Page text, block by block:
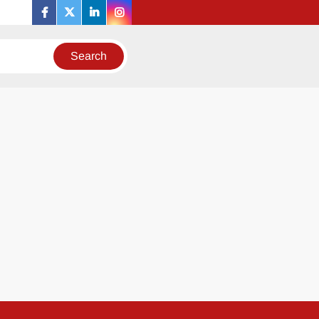
facebook
twitterlinkedininstagram